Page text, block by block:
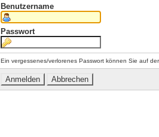
Benutzername
Passwort
Ein vergessenes/verlorenes Passwort können Sie auf